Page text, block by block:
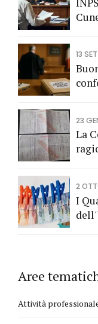
13
23
La
2
I
Aree
Attività